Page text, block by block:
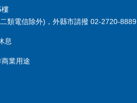
樓
類電信除外)，外縣市請撥 02-2720-8889
息
業用途